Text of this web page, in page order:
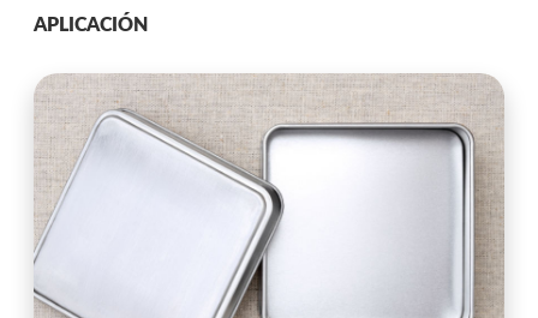
APLICACIÓN